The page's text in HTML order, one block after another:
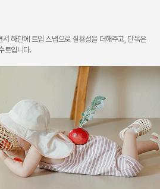
하단에 트임 스냅으로 실용성을 더해주고, 단독은
트입니다.